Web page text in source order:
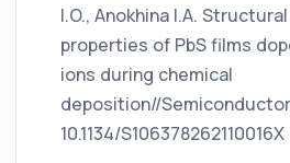
I.O., Anokhina I.A.
properties of PbS films
ions during chemical
deposition//
10.1134/S106378262110016X